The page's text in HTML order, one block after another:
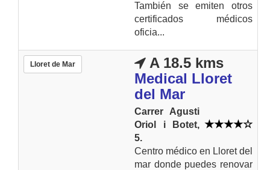
También se emiten otros
certificados médicos
oficia...
Lloret de Mar
A 18.5 kms
Medical Lloret
del Mar
Carrer Agusti
Oriol i Botet,
5.
Centro médico en Lloret del
mar donde puedes renovar